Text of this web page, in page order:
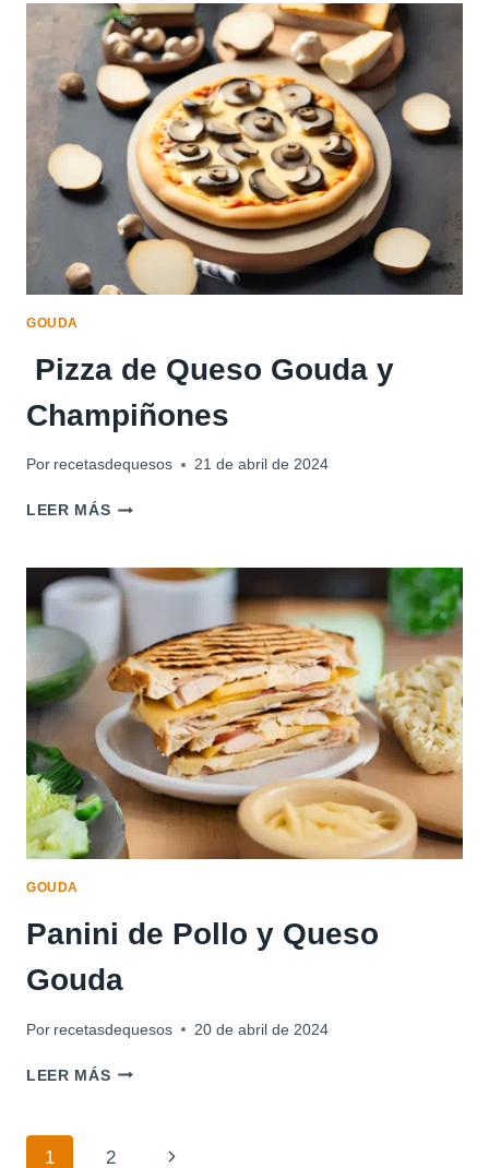
CON
QUESO
GOUDA
GOUDA
Pizza de Queso Gouda y
Champiñones
Por recetasdequesos 21 de abril de 2024
LEER MÁSPIZZA
GOUDA
Y
CHAMPIÑONES
GOUDA
Panini de Pollo y Queso
Gouda
Por recetasdequesos 20 de abril de 2024
LEER MÁSPANINI
QUESO
Navegación
1 2 Siguiente